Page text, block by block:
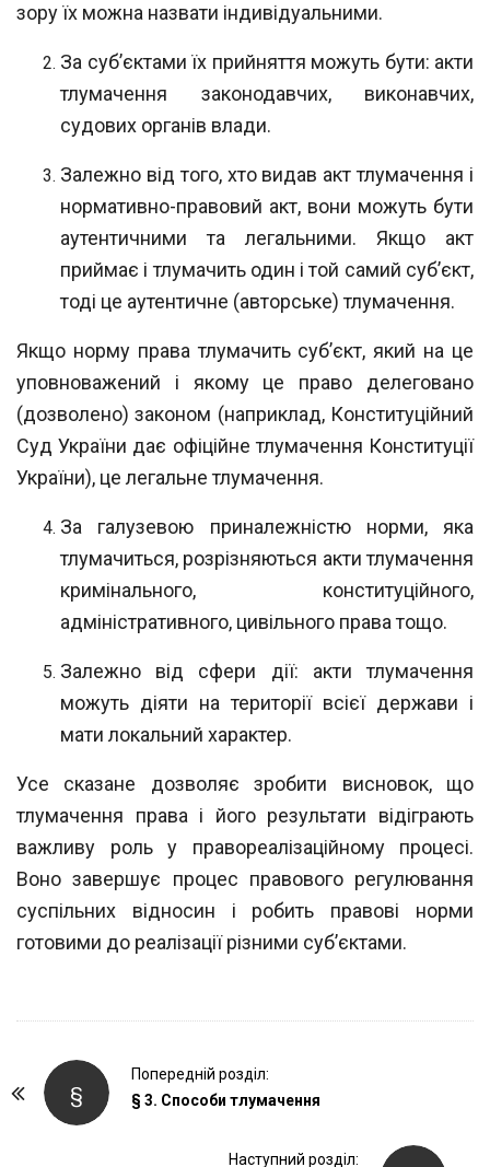
зору їх можна назвати індивідуальними.
За суб’єктами їх прийняття можуть бути: акти
тлумачення законодавчих, виконавчих,
судових органів влади.
Залежно від того, хто видав акт тлумачення і
нормативно-правовий акт, вони можуть бути
аутентичними та легальними. Якщо акт
приймає і тлумачить один і той самий суб’єкт,
тоді це аутентичне (авторське) тлумачення.
Якщо норму права тлумачить суб’єкт, який на це
уповноважений і якому це право делеговано
(дозволено) законом (наприклад, Конституційний
Суд України дає офіційне тлумачення Конституції
України), це легальне тлумачення.
За галузевою приналежністю норми, яка
тлумачиться, розрізняються актитлумачення
кримінального, конституційного,
адміністративного, цивільного права тощо.
Залежно від сфери дії: акти тлумачення
можуть діяти на території всієї держави і
мати локальний характер.
Усе сказане дозволяє зробити висновок, що
тлумачення права і його результати відіграють
важливу роль у правореалізаційному процесі.
Воно завершує процес правового регулювання
суспільних відносин і робить правові норми
готовими до реалізації різними суб’єктами.
§
Попередній розділ:
§ 3. Способи тлумачення
Наступний розділ: